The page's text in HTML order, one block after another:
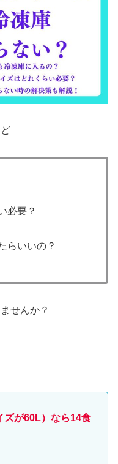
必要？
らいいの？
せんか？
ズが60L）なら14食